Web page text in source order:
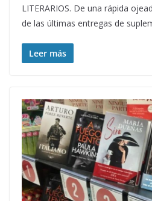
LITERARIOS. De una rápida
de las últimas entregas de
Leer más